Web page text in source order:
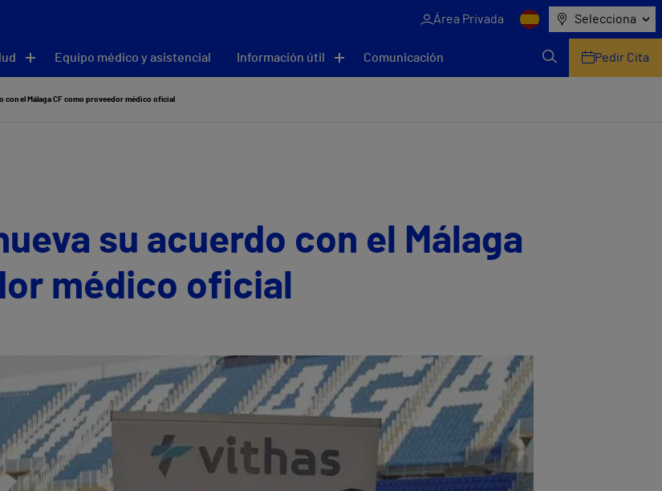
Área Privada Selecciona
Equipo médico y asistencial Información útil Comunicación Pedir Cita
con el Málaga CF como proveedor médico oficial
su acuerdo con el Málaga
médico oficial